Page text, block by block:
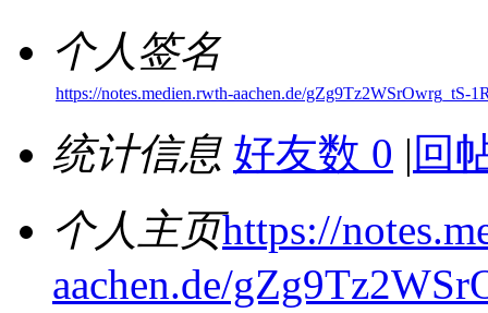
个人签名
https://notes.medien.rwth-aachen.de/gZg9Tz2WSrOwrg_tS-
统计信息 好友数 0 | 回
个人主页https://
aachen.de/